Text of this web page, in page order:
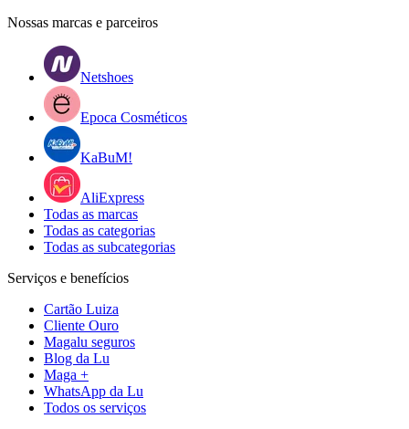
Nossas marcas e parceiros
Netshoes
Epoca Cosméticos
KaBuM!
AliExpress
Todas as marcas
Todas as categorias
Todas as subcategorias
Serviços e benefícios
Cartão Luiza
Cliente Ouro
Magalu seguros
Blog da Lu
Maga +
WhatsApp da Lu
Todos os serviços